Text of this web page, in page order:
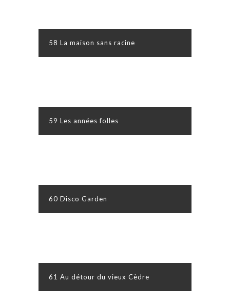
58 La maison sans racine
59 Les années folles
60 Disco Garden
61 Au détour du vieux Cèdre